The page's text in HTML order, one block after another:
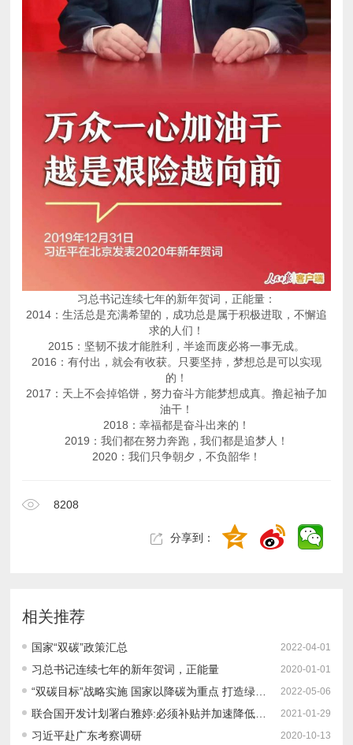
习总书记连续七年的新年贺词，正能量：
求的人们！
2015：坚韧不拔才能胜利，半途而废必将一事无成。
的！
油干！
2018：幸福都是奋斗出来的！
2019：我们都在努力奔跑，我们都是追梦人！
2020：我们只争朝夕，不负韶华！
8208
分享到：
相关推荐
国家“双碳”政策汇总 2022-04-01
习总书记连续七年的新年贺词，正能量 2020-01-01
“双碳目标”战略实施 国家以降碳为重点 打造绿色低碳智慧新城 2022-05-06
联合国开发计划署白雅婷:必须补贴并加速降低可再生能源制氢的成本｜百人会2021云论坛 2021-01-29
习近平赴广东考察调研 2020-10-13